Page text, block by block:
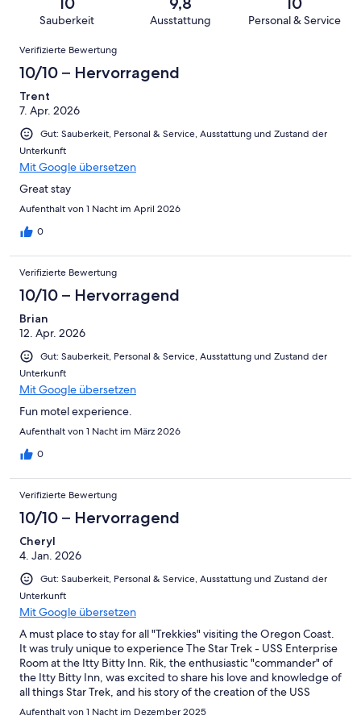
Hervorragend
Gut
Bewertung
Okay
von
Schlecht
Gästebewertungen
haben
eine
von
Ungenügend
Sauberkeit Ausstattung Personal & Service
Bewertungen
Verifizierte Bewertung
10/10 – Hervorragend
Trent
7. Apr. 2026
Gut: Sauberkeit, Personal & Service, Ausstattung und Zustand der
Unterkunft
Mit Google übersetzen
Great stay
Aufenthalt von 1 Nacht im April 2026
0
Verifizierte Bewertung
10/10 – Hervorragend
Brian
12. Apr. 2026
Gut: Sauberkeit, Personal & Service, Ausstattung und Zustand der
Unterkunft
Mit Google übersetzen
Fun motel experience.
Aufenthalt von 1 Nacht im März 2026
0
Verifizierte Bewertung
10/10 – Hervorragend
Cheryl
4. Jan. 2026
Gut: Sauberkeit, Personal & Service, Ausstattung und Zustand der
Unterkunft
Mit Google übersetzen
A must place to stay for all "Trekkies" visiting the Oregon Coast.
It was truly unique to experience The Star Trek - USS Enterprise
Room at the Itty Bitty Inn. Rik, the enthusiastic "commander" of
the Itty Bitty Inn, was excited to share his love and knowledge of
all things Star Trek, and his story of the creation of the USS
Enterprise Room.
Aufenthalt von 1 Nacht im Dezember 2025